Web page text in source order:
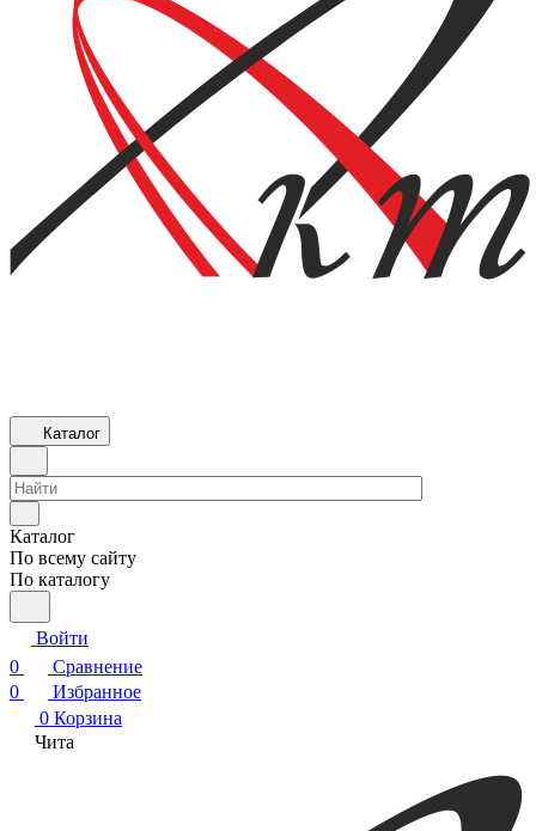
Каталог
Каталог
По всему сайту
По каталогу
Войти
0
Сравнение
0
Избранное
0 Корзина
Чита